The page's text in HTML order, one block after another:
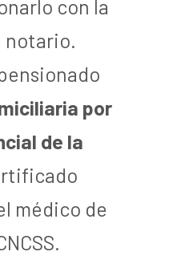
con la
notario.
por
de la
médico de